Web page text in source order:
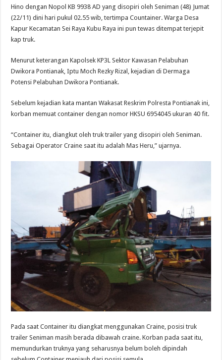
Hino dengan Nopol KB 9938 AD yang disopiri oleh Seniman (48) Jumat
(22/11) dini hari pukul 02.55 wib, tertimpa Countainer. Warga Desa
Kapur Kecamatan Sei Raya Kubu Raya ini pun tewas ditempat terjepit
kap truk.
Menurut keterangan Kapolsek KP3L Sektor Kawasan Pelabuhan
Dwikora Pontianak, Iptu Moch Rezky Rizal, kejadian di Dermaga
Potensi Pelabuhan Dwikora Pontianak.
Sebelum kejadian kata mantan Wakasat Reskrim Polresta Pontianak ini,
korban memuat container dengan nomor HKSU 6954045 ukuran 40 fit.
“Container itu, diangkut oleh truk trailer yang disopiri oleh Seniman.
Sebagai Operator Craine saat itu adalah Mas Heru,” ujarnya.
Pada saat Container itu diangkat menggunakan Craine, posisi truk
trailer Seniman masih berada dibawah craine. Korban pada saat itu,
memundurkan truknya yang seharusnya belum boleh dipindah